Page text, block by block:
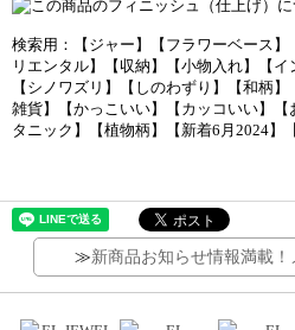
検索用：【ジャー】【フラワーベース
リエンタル】【収納】【小物入れ】【イ
【シノワズリ】【しのわずり】【和柄
雑貨】【かっこいい】【カッコいい】
タニック】【植物柄】【新着6月2024】
≫新商品お知らせ情報満載